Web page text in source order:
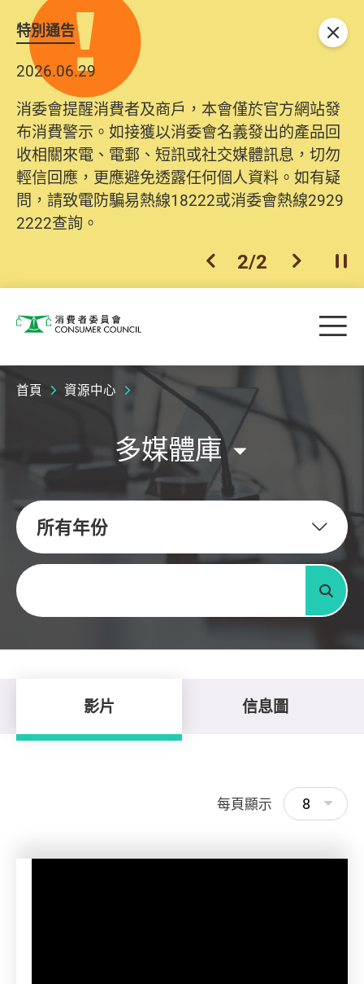
特別通告
2026.06.29
消委會提醒消費者及商戶，本會僅於官方網站發
布消費警示。如接獲以消委會名義發出的產品回
收相關來電、電郵、短訊或社交媒體訊息，切勿
輕信回應，更應避免透露任何個人資料。如有疑
問，請致電防騙易熱線18222或消委會熱線2929
2222查詢。
2025.10.31
為提升使用者體驗及網絡安全，本會的投訴處理
系統已經進行升級及推出新功能。由2025年11月
10日起，消費者需要提供基本聯絡資料（包括姓
名、電郵及電話）註冊帳戶，才可提交投訴、查
詢及建議。所有提交紀錄將清晰整合於帳戶中，
方便日後作出跟進。
上一個
2/2 下一個開
關閉
消費者委員會 目
首頁 資源中心
多媒體庫
所有年份
關鍵字
搜尋
影片 信息圖
每頁顯示 8